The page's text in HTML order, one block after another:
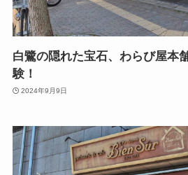
白鷺の隠れた宝石、わらび屋本
験！
2024年9月9日